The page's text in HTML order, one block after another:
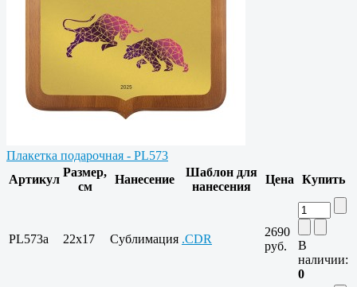
Плакетка подарочная - PL573
Артикул
Размер,
см
Нанесение
Шаблон для
нанесения
Цена Купить
PL573a 22x17 Сублимация .CDR
2690
руб.
В
наличии:
0